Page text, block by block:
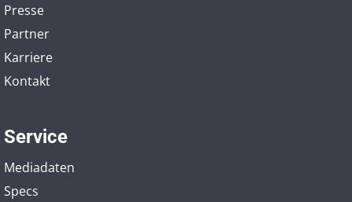
Presse
Partner
Karriere
Kontakt
Service
Mediadaten
Specs